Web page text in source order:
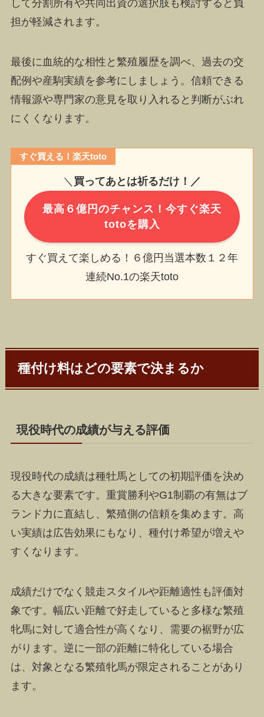
して分割所有や共同出資の選択肢も検討すると負
担が軽減されます。
最後に血統的な相性と繁殖履歴を調べ、過去の交
配例や産駒実績を参考にしましょう。信頼できる
情報源や専門家の意見を取り入れると判断がぶれ
にくくなります。
すぐ買える！楽天toto
＼ 買ってあとは祈るだけ！／
最高６億円のチャンス！今すぐ楽天
totoを購入
すぐ買えて楽しめる！６億円当選本数１２年
連続No.1の楽天toto
種付け料はどの要素で決まるか
現役時代の成績が与える評価
現役時代の成績は種牡馬としての初期評価を決め
る大きな要素です。重賞勝利やG1制覇の有無はブ
ランド力に直結し、繁殖側の信頼を集めます。高
い実績は広告効果にもなり、種付け希望が増えや
すくなります。
成績だけでなく競走スタイルや距離適性も評価対
象です。幅広い距離で好走していると多様な繁殖
牝馬に対して適合性が高くなり、需要の裾野が広
がります。逆に一部の距離に特化している場合
は、対象となる繁殖牝馬が限定されることがあり
ます。